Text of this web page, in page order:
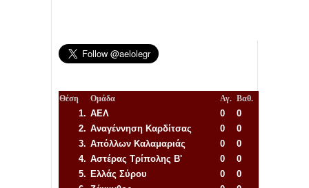
Θέση Ομάδα Αγ. Βαθ.
1. ΑΕΛ 0
0
2. Αναγέννηση Καρδίτσας 0
0
3. Απόλλων Καλαμαριάς 0
0
4. Αστέρας Τρίπολης Β' 0
0
5. Ελλάς Σύρου 0
0